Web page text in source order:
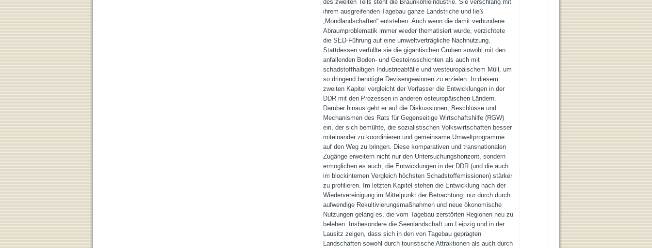
des zweiten Teils steht die Braunkohleindustrie. Sie verschlang mit
ihrem ausgreifenden Tagebau ganze Landstriche und ließ
„Mondlandschaften“ entstehen. Auch wenn die damit verbundene
Abraumproblematik immer wieder thematisiert wurde, verzichtete
die SED-Führung auf eine umweltverträgliche Nachnutzung.
Stattdessen verfüllte sie die gigantischen Gruben sowohl mit den
anfallenden Boden- und Gesteinsschichten als auch mit
schadstoffhaltigen Industrieabfälle und westeuropäischem Müll, um
so dringend benötigte Devisengewinnen zu erzielen. In diesem
zweiten Kapitel vergleicht der Verfasser die Entwicklungen in der
DDR mit den Prozessen in anderen osteuropäischen Ländern.
Darüber hinaus geht er auf die Diskussionen, Beschlüsse und
Mechanismen des Rats für Gegenseitige Wirtschaftshilfe (RGW)
ein, der sich bemühte, die sozialistischen Volkswirtschaften besser
miteinander zu koordinieren und gemeinsame Umweltprogramme
auf den Weg zu bringen. Diese komparativen und transnationalen
Zugänge erweitern nicht nur den Untersuchungshorizont, sondern
ermöglichen es auch, die Entwicklungen in der DDR (und die auch
im blockinternen Vergleich höchsten Schadstoffemissionen) stärker
zu profilieren. Im letzten Kapitel stehen die Entwicklung nach der
Wiedervereinigung im Mittelpunkt der Betrachtung: nur durch durch
aufwendige Rekultivierungsmaßnahmen und neue ökonomische
Nutzungen gelang es, die vom Tagebau zerstörten Regionen neu zu
beleben. Insbesondere die Seenlandschaft um Leipzig und in der
Lausitz zeigen, dass sich in den von Tagebau geprägten
Landschaften sowohl durch touristische Attraktionen als auch durch